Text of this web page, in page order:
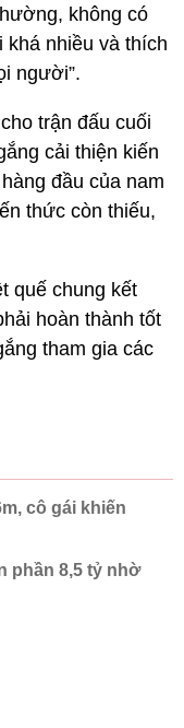
không có
nhiều và thích
người”.
trận đấu cuối
cải thiện kiến
đầu của nam
thức còn thiếu,
quế chung kết
hoàn thành tốt
tham gia các
cô gái khiến
phần 8,5 tỷ nhờ